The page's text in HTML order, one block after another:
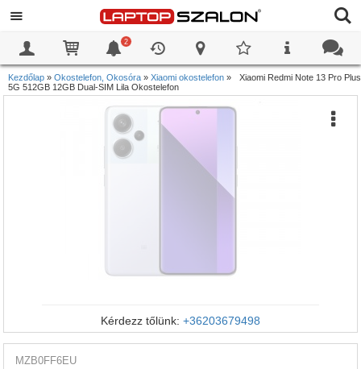
2
Kezdőlap » Okostelefon, Okosóra » Xiaomi okostelefon »
Xiaomi Redmi Note 13 Pro Plus
5G 512GB 12GB Dual-SIM Lila Okostelefon
Kérdezz tőlünk: +36203679498
MZB0FF6EU
0
0